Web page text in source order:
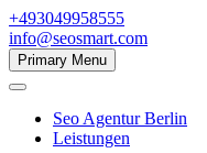
+493049958555
info@seosmart.com
Primary Menu
Seo Agentur Berlin
Leistungen